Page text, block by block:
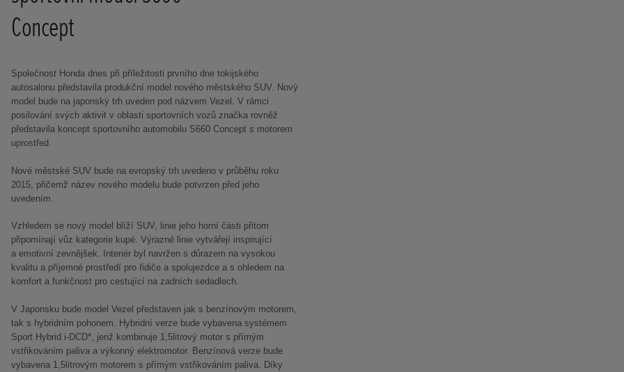
Concept
Společnost Honda dnes při příležitosti prvního dne tokijského
autosalonu představila produkční model nového městského SUV. Nový
model bude na japonský trh uveden pod názvem Vezel. V rámci
posilování svých aktivit v oblasti sportovních vozů značka rovněž
představila koncept sportovního automobilu S660 Concept s motorem
uprostřed.
Nové městské SUV bude na evropský trh uvedeno v průběhu roku
2015, přičemž název nového modelu bude potvrzen před jeho
uvedením.
Vzhledem se nový model blíží SUV, linie jeho horní části přitom
připomínají vůz kategorie kupé. Výrazné linie vytvářejí inspirující
a emotivní zevnějšek. Interiér byl navržen s důrazem na vysokou
kvalitu a příjemné prostředí pro řidiče a spolujezdce a s ohledem na
komfort a funkčnost pro cestující na zadních sedadlech.
V Japonsku bude model Vezel představen jak s benzínovým motorem,
tak s hybridním pohonem. Hybridní verze bude vybavena systémem
Sport Hybrid i-DCD*, jenž kombinuje 1,5litrový motor s přímým
vstřikováním paliva a výkonný elektromotor. Benzínová verze bude
vybavena 1,5litrovým motorem s přímým vstřikováním paliva. Díky